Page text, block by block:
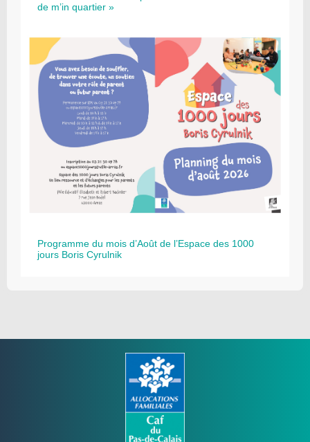
de m’in quartier »
Programme du mois d’Août de l’Espace des 1000
jours Boris Cyrulnik